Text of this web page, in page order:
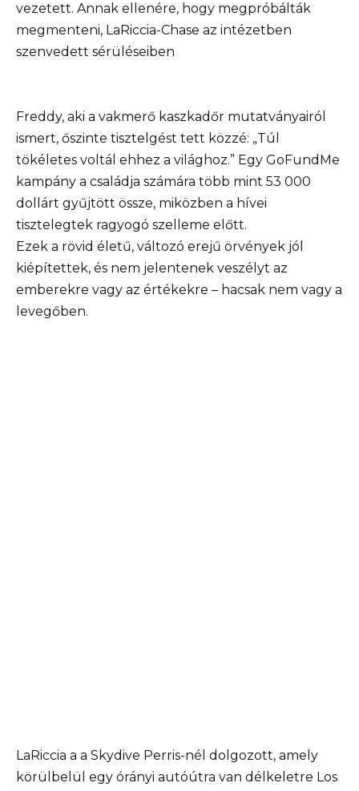
vezetett. Annak ellenére, hogy megpróbálták
megmenteni, LaRiccia-Chase az intézetben
szenvedett sérüléseiben
Freddy, aki a vakmerő kaszkadőr mutatványairól
ismert, őszinte tisztelgést tett közzé: „Túl
tökéletes voltál ehhez a világhoz.” Egy GoFundMe
kampány a családja számára több mint 53 000
dollárt gyűjtött össze, miközben a hívei
tisztelegtek ragyogó szelleme előtt.
Ezek a rövid életű, változó erejű örvények jól
kiépítettek, és nem jelentenek veszélyt az
emberekre vagy az értékekre – hacsak nem vagy a
levegőben.
LaRiccia a a Skydive Perris-nél dolgozott, amely
körülbelül egy órányi autóútra van délkeletre Los